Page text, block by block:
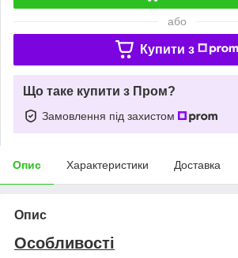
або
Купити з
Що таке купити з Пром?
Замовлення під захистом
Опис Характеристики Доставка
Опис
Особливості